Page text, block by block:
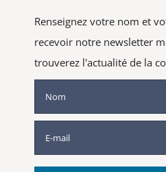
Renseignez votre nom et
recevoir notre newsletter
trouverez l'actualité de la